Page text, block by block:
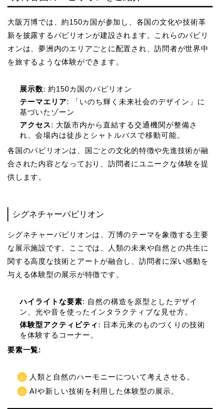
大阪万博では、約150カ国が参加し、各国の文化や技術革
新を披露するパビリオンが建設されます。これらのパビリ
オンは、夢洲内のエリアごとに配置され、訪問者が世界中
を旅するような体験ができます。
展示数: 約150カ国のパビリオン
テーマエリア: 「いのち輝く未来社会のデザイン」に
基づいたゾーン
アクセス: 大阪市内から直結する交通機関が整備さ
れ、会場内は徒歩とシャトルバスで移動可能。
各国のパビリオンは、国ごとの文化的特徴や先進技術が融
合された内容となっており、訪問者にユニークな体験を提
供します。
シグネチャーパビリオン
シグネチャーパビリオンは、万博のテーマを象徴する主要
な展示施設です。ここでは、人類の未来や自然との共生に
関する高度な技術とアートが融合し、訪問者に深い感動を
与える体験型の展示が特徴です。
ハイライトな要素: 自然の構造を原型としたデザイ
ン、光や音を使ったインタラクティブな見せ方。
体験型アクティビティ : 日本元来のものづくりの技術
を体験するコーナー。
要素一覧:
人類と自然のハーモニーについて考えさせる。
AIや新しい技術を利用した体験型の展示。